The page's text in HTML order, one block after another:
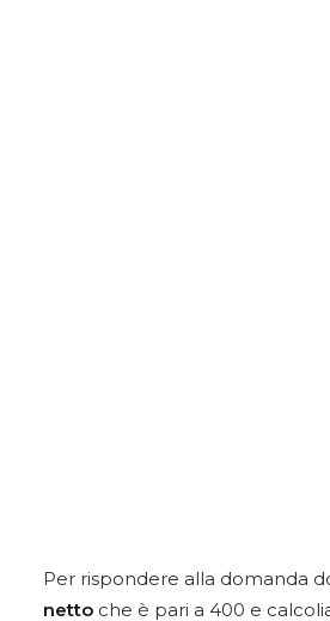
Per rispondere alla domanda
netto che è pari a 400 e